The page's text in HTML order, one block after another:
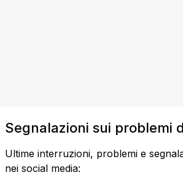
Segnalazioni sui problemi
Ultime interruzioni, problemi e
nei social media: